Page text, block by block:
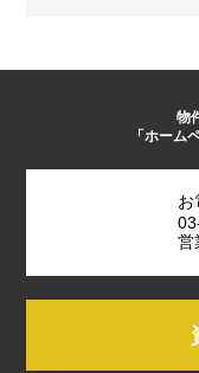
物
「ホーム
お
営